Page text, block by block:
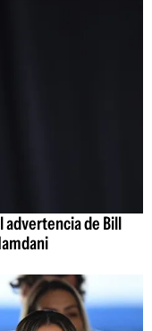
advertencia de Bill